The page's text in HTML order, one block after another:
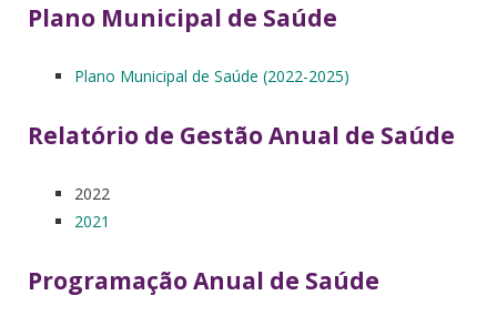
Plano Municipal de Saúde
Plano Municipal de Saúde (2022-2025)
Relatório de Gestão Anual de Saúde
2022
2021
Programação Anual de Saúde